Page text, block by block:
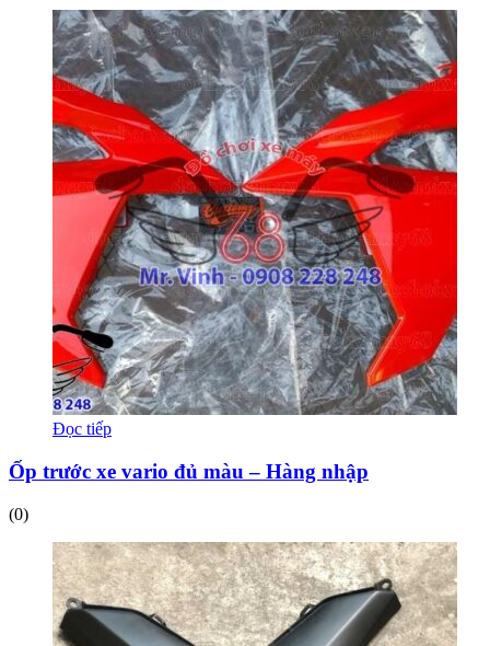
Đọc tiếp
Ốp trước xe vario đủ màu – Hàng nhập
(0)